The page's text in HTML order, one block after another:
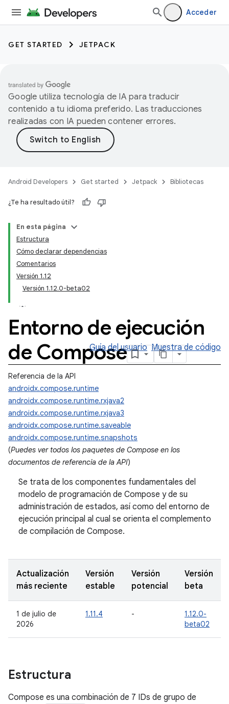
Acceder
GET STARTED JETPACK
Google utiliza tecnología de IA para traducir
contenido a tu idioma preferido. Las traducciones
realizadas con IA pueden contener errores.
Android Developers Get started Jetpack Bibliotecas
¿Te ha resultado útil?
En esta página
Estructura
Cómo declarar dependencias
Comentarios
Versión 1.12
Versión 1.12.0-beta02
Entorno de ejecución
de Compose
Guía del usuario Muestra de código
Referencia de la API
androidx.compose.runtime
androidx.compose.runtime.rxjava2
androidx.compose.runtime.rxjava3
androidx.compose.runtime.saveable
androidx.compose.runtime.snapshots
(Puedes ver todos los paquetes de Compose en los
documentos de referencia de la API)
Se trata de los componentes fundamentales del
modelo de programación de Compose y de su
administración de estados, así como del entorno de
ejecución principal al cual se orienta el complemento
de compilación de Compose.
Actualización
más reciente
Versión
estable
Versión
potencial
Versión
beta
1 de julio de
2026
1.11.4 -
1.12.0-
beta02
Estructura
Compose es una combinación de 7 IDs de grupo de